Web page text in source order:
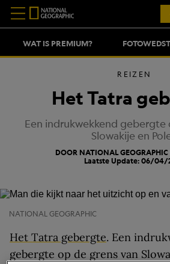
WAT IS PREMIUM?
REIZEN
Het Tatra
Een indrukwekkend gebergte
Slowakije en
DOOR NATIONAL GEOGRAPHIC
Laatste Update: 06/04/
NATIONAL GEOGRAPHIC
Het Tatra gebergte. Een
gebergte op de grens van